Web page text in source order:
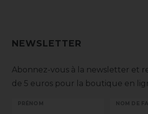
NEWSLETTER
Abonnez-vous à la newsletter et
de 5 euros pour la boutique en
PRÉNOM NOM DE